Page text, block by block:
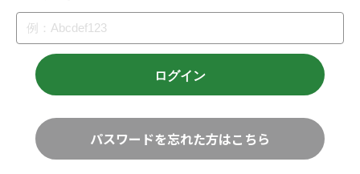
パスワードを忘れた方はこちら